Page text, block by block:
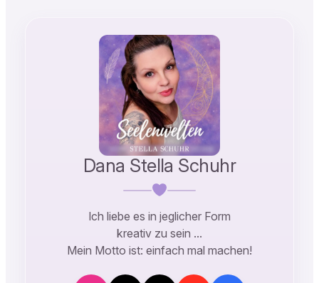
Dana Stella Schuhr
Ich liebe es in jeglicher Form
kreativ zu sein …
Mein Motto ist: einfach mal machen!